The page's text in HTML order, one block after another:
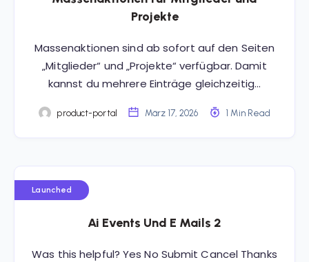
Projekte
Massenaktionen sind ab sofort auf den Seiten
„Mitglieder“ und „Projekte“ verfügbar. Damit
kannst du mehrere Einträge gleichzeitig…
product-portal März 17, 2026 1 Min Read
Launched
Ai Events Und E Mails 2
Was this helpful? Yes No Submit Cancel Thanks